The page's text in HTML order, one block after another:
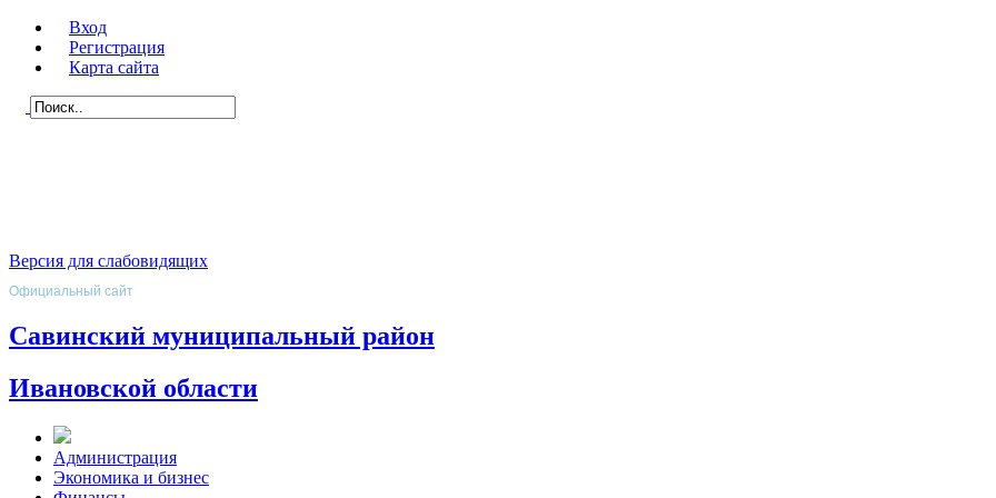
Вход
Регистрация
Карта сайта
Версия для слабовидящих
Официальный сайт
Савинский муниципальный район
Ивановской области
Администрация
Экономика и бизнес